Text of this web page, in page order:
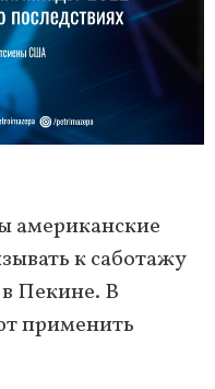
американские
к саботажу
Пекине. В
применить